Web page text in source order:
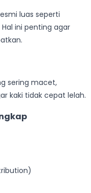
luas seperti
ini penting agar
sering macet,
kaki tidak cepat lelah.